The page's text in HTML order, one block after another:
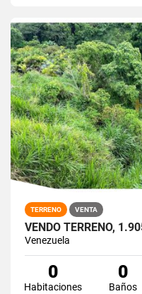
TERRENO VENTA
VENDO TERRENO,
Venezuela
0
Habitaciones
0
Baños